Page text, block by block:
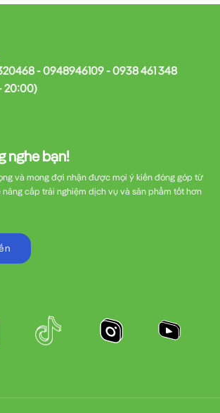
nghe bạn!
và mong đợi nhận được mọi ý kiến đóng góp từ
cấp trải nghiệm dịch vụ và sản phẩm tốt hơn
- 0948946109 - 0938 461 348
20:00)